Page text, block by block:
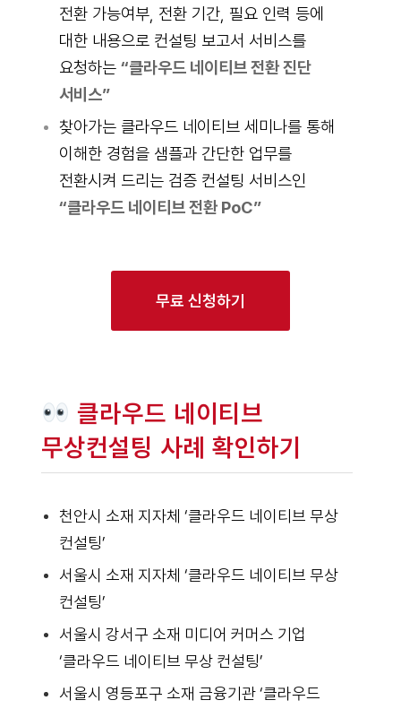
전환 가능여부, 전환 기간, 필요 인력 등에
대한 내용으로 컨설팅 보고서 서비스를
요청하는 “클라우드 네이티브 전환 진단
서비스”
찾아가는 클라우드 네이티브 세미나를 통해
이해한 경험을 샘플과 간단한 업무를
전환시켜 드리는 검증 컨설팅 서비스인
“클라우드 네이티브 전환 PoC”
무료 신청하기
클라우드 네이티브
무상컨설팅 사례 확인하기
천안시 소재 지자체 ‘클라우드 네이티브 무상
컨설팅’
서울시 소재 지자체 ‘클라우드 네이티브 무상
컨설팅’
서울시 강서구 소재 미디어 커머스 기업
‘클라우드 네이티브 무상 컨설팅’
서울시 영등포구 소재 금융기관 ‘클라우드